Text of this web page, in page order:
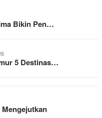
Bikin Pen…
5 Destinas…